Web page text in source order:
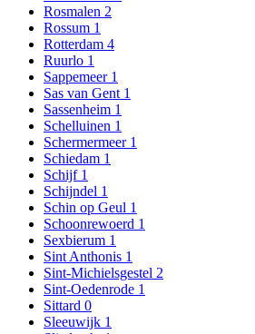
Rosmalen 2
Rossum 1
Rotterdam 4
Ruurlo 1
Sappemeer 1
Sas van Gent 1
Sassenheim 1
Schelluinen 1
Schermermeer 1
Schiedam 1
Schijf 1
Schijndel 1
Schin op Geul 1
Schoonrewoerd 1
Sexbierum 1
Sint Anthonis 1
Sint-Michielsgestel 2
Sint-Oedenrode 1
Sittard 0
Sleeuwijk 1